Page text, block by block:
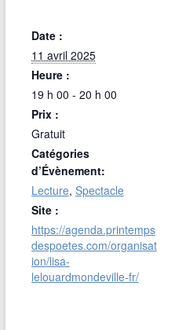
Date :
11 avril 2025
Heure :
19 h 00 - 20 h 00
Prix :
Gratuit
Catégories
d’Évènement:
Lecture, Spectacle
Site :
https://agenda.printemps
despoetes.com/organisat
ion/lisa-
lelouardmondeville-fr/